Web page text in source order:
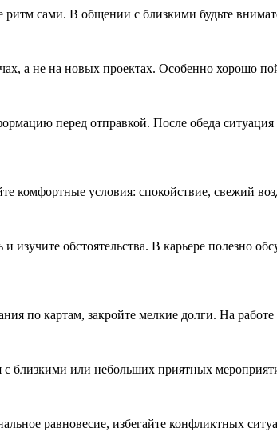
сами. В общении с близкими будьте
а не на новых проектах. Особенно хорошо
перед отправкой. После обеда ситуация
комфортные условия: спокойствие, свежий
обстоятельства. В карьере полезно
по картам, закройте мелкие долги. На
близкими или небольших приятных
равновесие, избегайте конфликтных